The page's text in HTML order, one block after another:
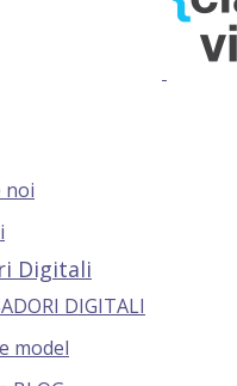
noi
Digitali
DIGITALI
model